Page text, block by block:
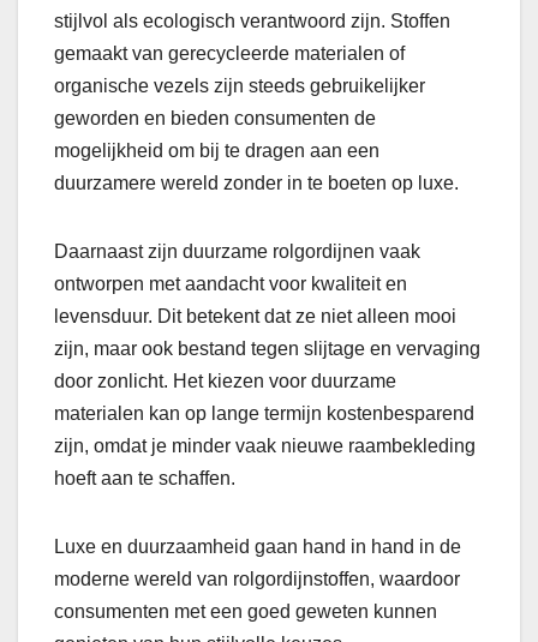
stijlvol als ecologisch verantwoord zijn. Stoffen
gemaakt van gerecycleerde materialen of
organische vezels zijn steeds gebruikelijker
geworden en bieden consumenten de
mogelijkheid om bij te dragen aan een
duurzamere wereld zonder in te boeten op luxe.
Daarnaast zijn duurzame rolgordijnen vaak
ontworpen met aandacht voor kwaliteit en
levensduur. Dit betekent dat ze niet alleen mooi
zijn, maar ook bestand tegen slijtage en vervaging
door zonlicht. Het kiezen voor duurzame
materialen kan op lange termijn kostenbesparend
zijn, omdat je minder vaak nieuwe raambekleding
hoeft aan te schaffen.
Luxe en duurzaamheid gaan hand in hand in de
moderne wereld van rolgordijnstoffen, waardoor
consumenten met een goed geweten kunnen